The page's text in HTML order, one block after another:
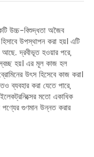
উচ্চ-বিশুদ্ধতা অজৈব
উপস্থাপন করা হয়। এটি
আছে. দ্রবীভূত হওয়ার পরে,
স্বচ্ছ হয়। এর মূল কাজ হল
উৎস হিসেবে কাজ করা।
ব্যবহার করা যেতে পারে,
মতো একাধিক
পণ্যের গুণমান উন্নত করার